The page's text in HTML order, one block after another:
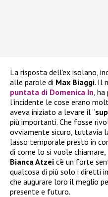
La risposta dell’ex isolano,
alle parole di Max Biaggi. Il
puntata di Domenica In ,
l’incidente le cose erano
aveva iniziato a levare il “
più importanti. Che fosse
ovviamente sicuro, tuttavia
lasso temporale presto in
di come lo si vuole
Bianca Atzei c’è un forte
qualcosa di più solo i diretti
che augurare loro il meglio
presente e futuro.